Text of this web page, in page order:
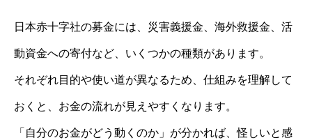
日本赤十字社の募金には、災害義援金、海外救援金、活
動資金への寄付など、いくつかの種類があります。
それぞれ目的や使い道が異なるため、仕組みを理解して
おくと、お金の流れが見えやすくなります。
「自分のお金がどう動くのか」が分かれば、怪しいと感